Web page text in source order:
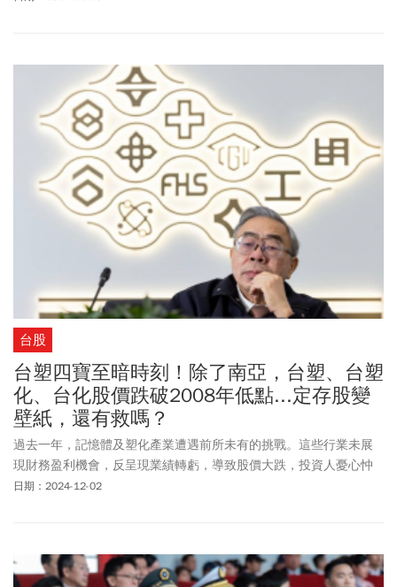
台股
台塑四寶至暗時刻！除了南亞，台塑、台塑
化、台化股價跌破2008年低點...定存股變
壁紙，還有救嗎？
過去一年，記憶體及塑化產業遭遇前所未有的挑戰。這些行業未展
現財務盈利機會，反呈現業績轉虧，導致股價大跌，投資人憂心忡
忡。特別是中國市場的殺價競爭，使得即使大型企業也難以持續盈
日期：2024-12-02